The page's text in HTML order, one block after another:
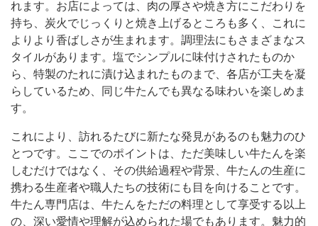
れます。お店によっては、肉の厚さや焼き方にこだわりを
持ち、炭火でじっくりと焼き上げるところも多く、これに
よりより香ばしさが生まれます。調理法にもさまざまなス
タイルがあります。塩でシンプルに味付けされたものか
ら、特製のたれに漬け込まれたものまで、各店が工夫を凝
らしているため、同じ牛たんでも異なる味わいを楽しめま
す。
これにより、訪れるたびに新たな発見があるのも魅力のひ
とつです。ここでのポイントは、ただ美味しい牛たんを楽
しむだけではなく、その供給過程や背景、牛たんの生産に
携わる生産者や職人たちの技術にも目を向けることです。
牛たん専門店は、牛たんをただの料理として享受する以上
の、深い愛情や理解が込められた場でもあります。魅力的